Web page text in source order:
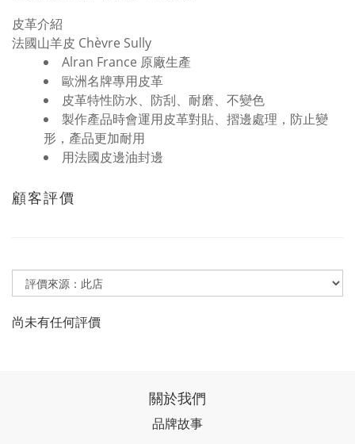
皮革介紹
法國山羊皮 Chèvre Sully
Alran France 原廠生產
歐洲名牌專用皮革
皮革特性防水、防刮、耐磨、不變色
製作產品時會運用皮革對貼、摺邊處理，防止變
形，產品更加耐用
用法國皮邊油封邊
顧客評價
尚未有任何評價
關於我們
品牌故事